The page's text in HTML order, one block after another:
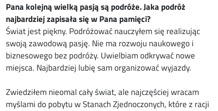
Pana kolejną wielką pasją są podróże. Jaka podróż
najbardziej zapisała się w Pana pamięci?
Świat jest piękny. Podróżować nauczyłem się realizując
swoją zawodową pasję. Nie ma rozwoju naukowego i
biznesowego bez podróży. Uwielbiam odkrywać nowe
miejsca. Najbardziej lubię sam organizować wyjazdy.
Zwiedziłem nieomal cały świat, ale najczęściej wracam
myślami do pobytu w Stanach Zjednoczonych, które z racji